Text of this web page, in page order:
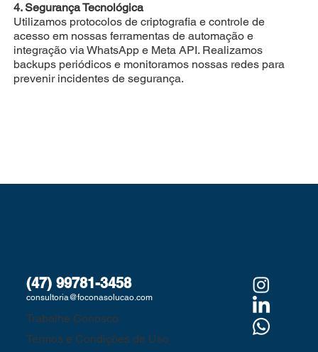
4. Segurança Tecnológica
Utilizamos protocolos de criptografia e controle de
acesso em nossas ferramentas de automação e
integração via WhatsApp e Meta API. Realizamos
backups periódicos e monitoramos nossas redes para
prevenir incidentes de segurança.
(47) 99781-3458
consultoria@foconasolucao.com
Trabalhe Conosco
Termos e Condiçōes de Uso